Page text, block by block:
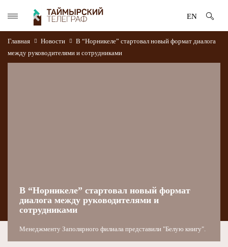
EN
Главная Новости
В “Норникеле” стартовал новый формат диалога
между руководителями и сотрудниками
В “Норникеле” стартовал новый формат
диалога между руководителями и
сотрудниками
Менеджменту Заполярного филиала представили "Белую книгу".